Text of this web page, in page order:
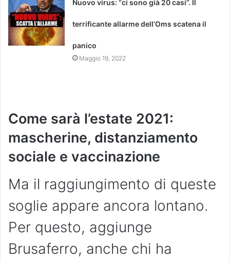
Nuovo virus: “ci sono già 20 casi”. Il
terrificante allarme dell’Oms scatena il
panico
Maggio 19, 2022
Come sarà l’estate 2021:
mascherine, distanziamento
sociale e vaccinazione
Ma il raggiungimento di queste
soglie appare ancora lontano.
Per questo, aggiunge
Brusaferro, anche chi ha